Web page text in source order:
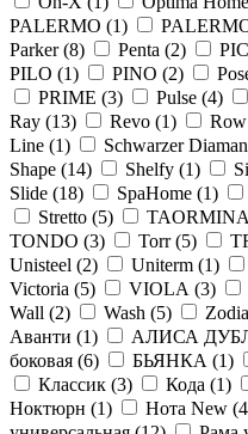
PALERMO (1)
Parker (8) Penta (2)
PILO (1) PINO (2)
PRIME (3) Pulse (4)
Ray (13) Revo (1)
Line (1) Schwarzer
Shape (14) Shelfy (1)
Slide (18) SpaHome (1)
Stretto (5)
TONDO (3) Torr (5)
Unisteel (2) Uniterm (1)
Victoria (5) VIOLA (3)
Wall (2) Wash (5)
Аванти (1) АЛИСА
боковая (6) БЬЯНКА (1)
Классик (3) Кода (1)
Ноктюрн (1) Нота New (4